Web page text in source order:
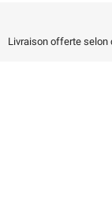
Livraison offerte selon